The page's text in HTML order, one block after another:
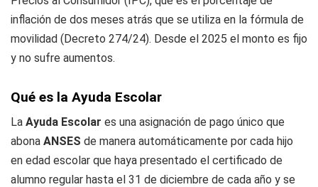
inflación de dos meses atrás que se utiliza en la fórmula de
movilidad (Decreto 274/24). Desde el 2025 el monto es fijo
y no sufre aumentos.
Qué es la Ayuda Escolar
La Ayuda Escolar es una asignación de pago único que
abona ANSES de manera automáticamente por cada hijo
en edad escolar que haya presentado el certificado de
alumno regular hasta el 31 de diciembre de cada año y se